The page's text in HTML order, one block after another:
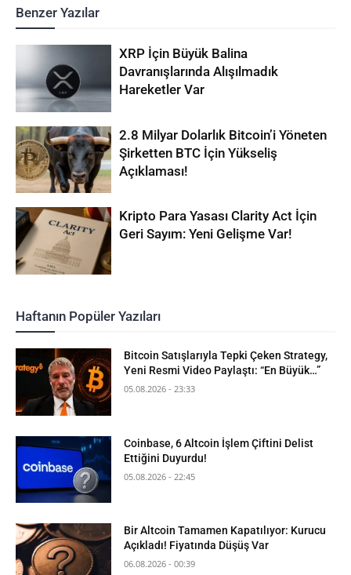
Benzer Yazılar
XRP İçin Büyük Balina
Davranışlarında Alışılmadık
Hareketler Var
2.8 Milyar Dolarlık Bitcoin’i Yöneten
Şirketten BTC İçin Yükseliş
Açıklaması!
Kripto Para Yasası Clarity Act İçin
Geri Sayım: Yeni Gelişme Var!
Haftanın Popüler Yazıları
Bitcoin Satışlarıyla Tepki Çeken Strategy,
Yeni Resmi Video Paylaştı: “En Büyük…”
05.08.2026 - 23:33
Coinbase, 6 Altcoin İşlem Çiftini Delist
Ettiğini Duyurdu!
05.08.2026 - 22:45
Bir Altcoin Tamamen Kapatılıyor: Kurucu
Açıkladı! Fiyatında Düşüş Var
06.08.2026 - 00:39